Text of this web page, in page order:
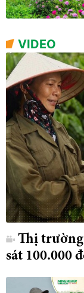
VIDEO
Thị trường
sát 100.000